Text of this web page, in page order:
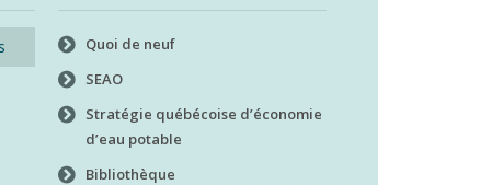
Quoi de neuf
SEAO
Stratégie québécoise d’économie
d’eau potable
Bibliothèque